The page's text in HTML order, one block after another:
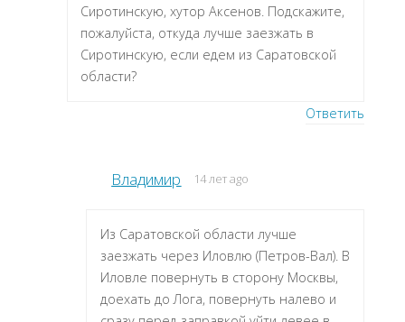
Сиротинскую, хутор Аксенов. Подскажите,
пожалуйста, откуда лучше заезжать в
Сиротинскую, если едем из Саратовской
области?
Ответить
Владимир 14 лет ago
Из Саратовской области лучше
заезжать через Иловлю (Петров-Вал). В
Иловле повернуть в сторону Москвы,
доехать до Лога, повернуть налево и